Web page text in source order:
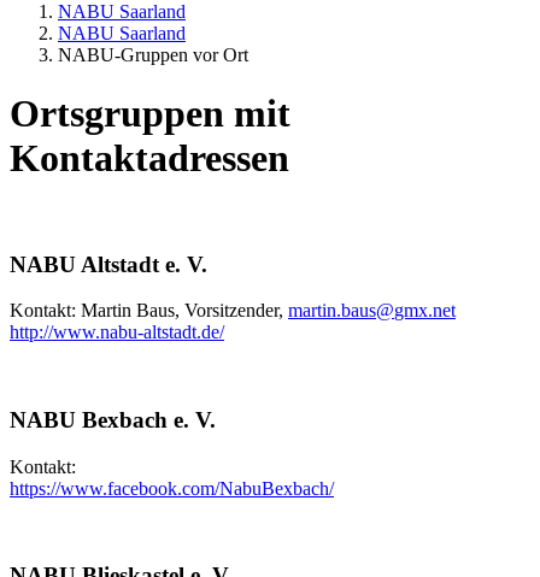
NABU Saarland
NABU Saarland
NABU-Gruppen vor Ort
Ortsgruppen mit
Kontaktadressen
NABU Altstadt e. V.
Kontakt: Martin Baus, Vorsitzender, martin.baus@gmx.net
http://www.nabu-altstadt.de/
NABU Bexbach e. V.
Kontakt:
https://www.facebook.com/NabuBexbach/